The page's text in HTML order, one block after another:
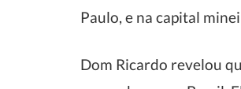
Paulo, e na capital
Dom Ricardo revelou